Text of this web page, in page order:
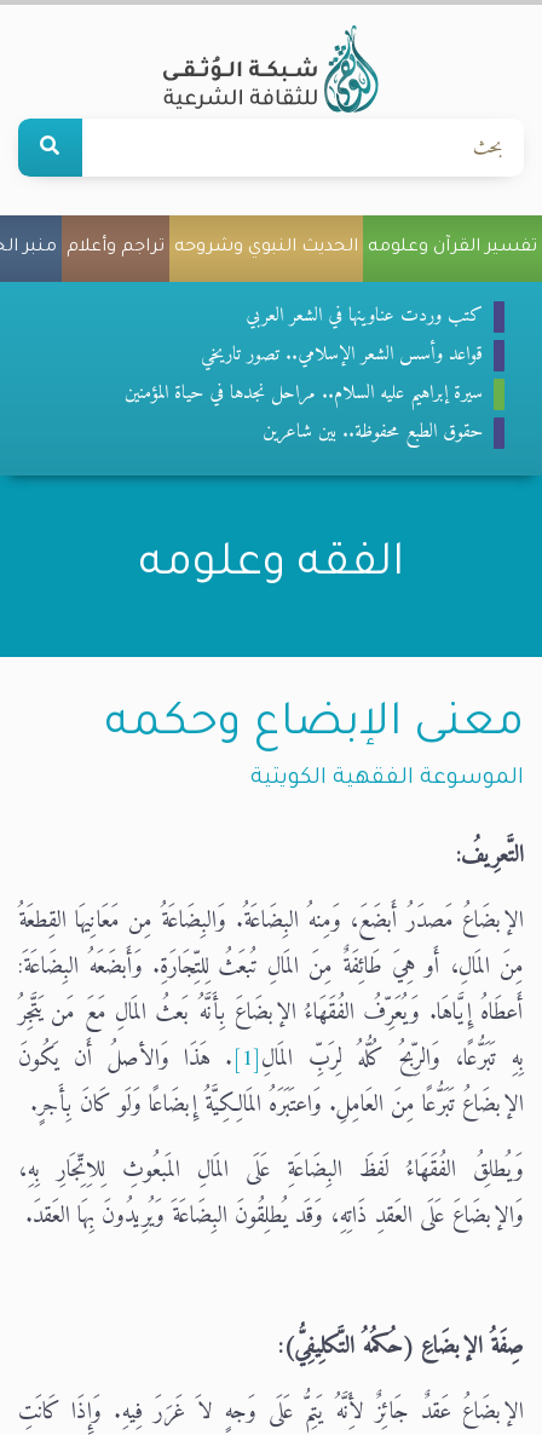
تفسير القرآن وعلومه الحديث النبوي وشروحه تراجم وأعلام منبر
كتب وردت عناوينها في الشعر العربي
قواعد وأسس الشعر الإسلامي.. تصور تاريخي
سيرة إبراهيم عليه السلام.. مراحل نجدها في حياة المؤمنين
حقوق الطبع محفوظة.. بين شاعرين
الفقه وعلومه
معنى الإبضاع وحكمه
الموسوعة الفقهية الكويتية
التَّعرِيفُ:
الإبضَاعُ مَصدَرُ أَبضَعَ، وَمِنهُ البِضَاعَةُ. وَالبِضَاعَةُ مِن مَعَانِيهَا القِطعَةُ
مِنَ المَالِ، أَو هِيَ طَائِفَةٌ مِنَ المَالِ تُبعَثُ لِلتِّجَارَةِ. وَأَبضَعَهُ البِضَاعَةَ:
أَعطَاهُ إِيَّاهَا. وَيُعَرِّفُ الفُقَهَاءُ الإبضَاعَ بِأَنَّهُ بَعثُ المَالِ مَعَ مَن يَتَّجِرُ
بِهِ تَبَرُّعًا، وَالرِّبحُ كُلُّهُ لِرَبِّ المَالِ[1] . هَذَا وَالأصلُ أَن يَكُونَ
الإبضَاعُ تَبَرُّعًا مِنَ العَامِلِ. وَاعتَبَرَهُ المَالِكِيَّةُ إِبضَاعًا وَلَو كَانَ بِأَجرٍ.
وَيُطلِقُ الفُقَهَاءُ لَفظَ البِضَاعَةِ عَلَى المَالِ المَبعُوثِ لِلاِتِّجَارِ بِهِ،
وَالإبضَاعَ عَلَى العَقدِ ذَاتِهِ، وَقَد يُطلِقُونَ البِضَاعَةَ وَيُرِيدُونَ بِهَا العَقدَ.
صِفَةُ الإبضَاعِ (حُكمُهُ التَّكلِيفِيُّ):
الإبضَاعُ عَقدٌ جَائِزٌ لأَِنَّهُ يَتِمُّ عَلَى وَجهٍ لاَ غَرَرَ فِيهِ. وَإِذَا كَانَتِ